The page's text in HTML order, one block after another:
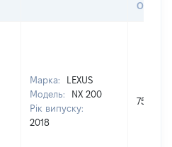
Марка:
LEXUS
Модель:
NX 200
Рік випуску:
2018
750000